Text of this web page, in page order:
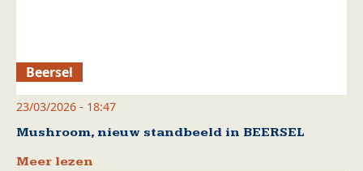
Beersel
23/03/2026 - 18:47
Mushroom, nieuw standbeeld in BEERSEL
Meer lezen